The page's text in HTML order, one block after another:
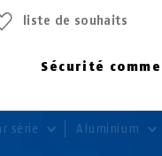
Sécurité
liste de souhaits
série Aluminium